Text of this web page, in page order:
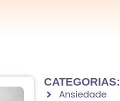
CATEGORIAS:
Ansiedade